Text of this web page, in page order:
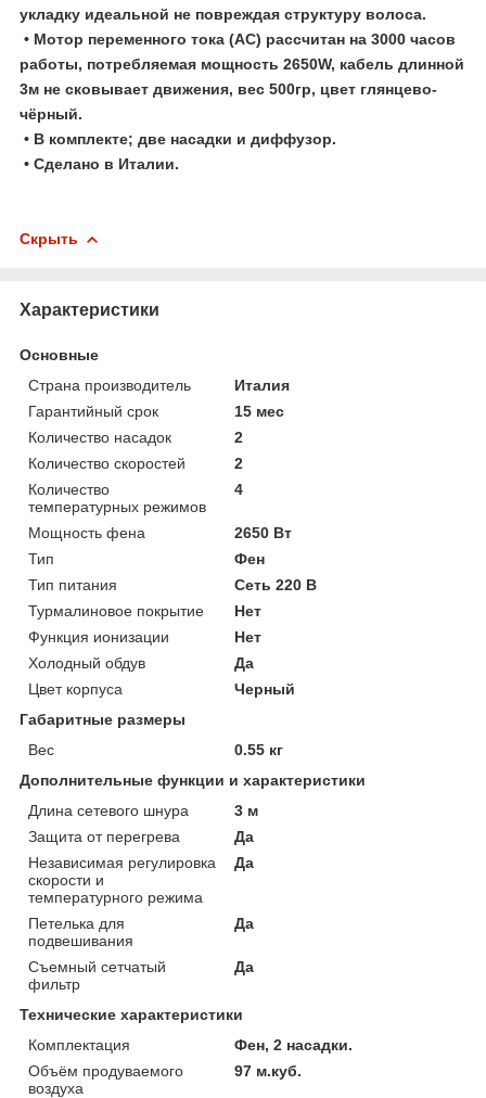
укладку идеальной не повреждая структуру волоса.
• Мотор переменного тока (АС) рассчитан на 3000 часов
работы, потребляемая мощность 2650W, кабель длинной
3м не сковывает движения, вес 500гр, цвет глянцево-
чёрный.
• В комплекте; две насадки и диффузор.
• Сделано в Италии.
Скрыть
Характеристики
Основные
Страна производитель
Италия
Гарантийный срок
15 мес
Количество насадок
2
Количество скоростей
2
Количество
температурных режимов
4
Мощность фена
2650 Вт
Тип
Фен
Тип питания
Сеть 220 В
Турмалиновое покрытие
Нет
Функция ионизации
Нет
Холодный обдув
Да
Цвет корпуса
Черный
Габаритные размеры
Вес
0.55 кг
Дополнительные функции и характеристики
Длина сетевого шнура
3 м
Защита от перегрева
Да
Независимая регулировка
скорости и
температурного режима
Да
Петелька для
подвешивания
Да
Съемный сетчатый
фильтр
Да
Технические характеристики
Комплектация
Фен, 2 насадки.
Объём продуваемого
воздуха
97 м.куб.